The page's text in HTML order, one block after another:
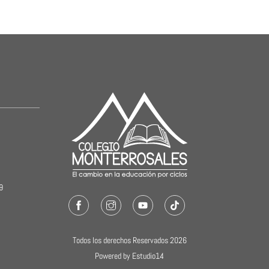
Facebook Instagram Youtube TikTok
Todos los derechos Reservados 2026
Powered by Estudio14